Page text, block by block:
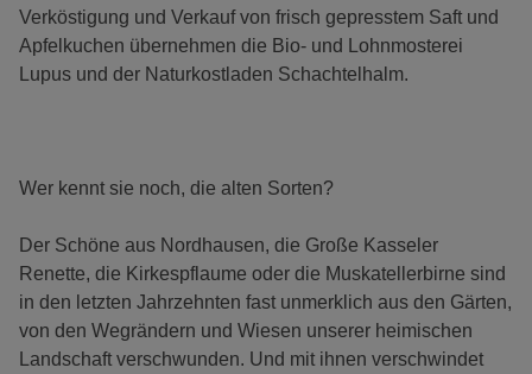
Verköstigung und Verkauf von frisch gepresstem Saft und
Apfelkuchen übernehmen die Bio- und Lohnmosterei
Lupus und der Naturkostladen Schachtelhalm.
Wer kennt sie noch, die alten Sorten?
Der Schöne aus Nordhausen, die Große Kasseler
Renette, die Kirkespflaume oder die Muskatellerbirne sind
in den letzten Jahrzehnten fast unmerklich aus den Gärten,
von den Wegrändern und Wiesen unserer heimischen
Landschaft verschwunden. Und mit ihnen verschwindet